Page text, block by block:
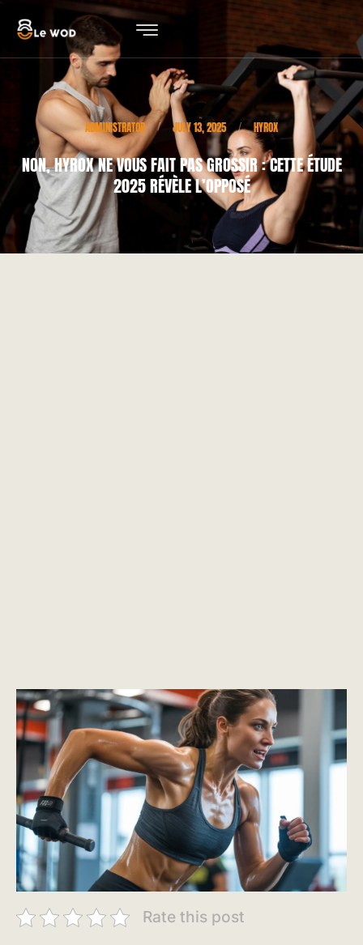
ADMINISTRATOR / JULY 13, 2025 / HYROX
NON, HYROX NE VOUS FAIT PAS GROSSIR : CETTE ÉTUDE
2025 RÉVÈLE L’OPPOSÉ
Rate this post